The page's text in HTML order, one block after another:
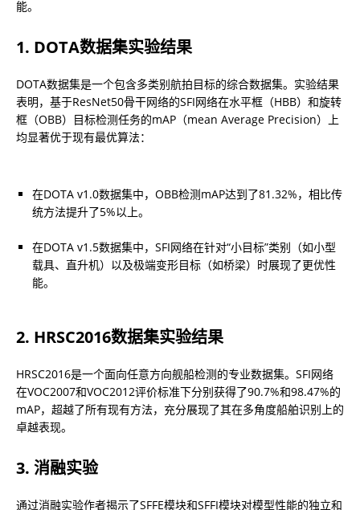
能。
1. DOTA数据集实验结果
DOTA数据集是一个包含多类别航拍目标的综合数据集。实验结果
表明，基于ResNet50骨干网络的SFI网络在水平框（HBB）和旋转
框（OBB）目标检测任务的mAP（mean Average Precision）上
均显著优于现有最优算法：
在DOTA v1.0数据集中，OBB检测mAP达到了81.32%，相比传
统方法提升了5%以上。
在DOTA v1.5数据集中，SFI网络在针对“小目标”类别（如小型
载具、直升机）以及极端变形目标（如桥梁）时展现了更优性
能。
2. HRSC2016数据集实验结果
HRSC2016是一个面向任意方向舰船检测的专业数据集。SFI网络
在VOC2007和VOC2012评价标准下分别获得了90.7%和98.47%的
mAP，超越了所有现有方法，充分展现了其在多角度船舶识别上的
卓越表现。
3. 消融实验
通过消融实验作者揭示了SFFE模块和SFFI模块对模型性能的独立和